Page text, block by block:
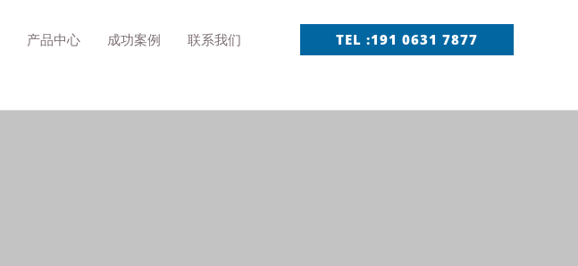
产品中心 成功案例 联系我们 TEL :191 0631 7877